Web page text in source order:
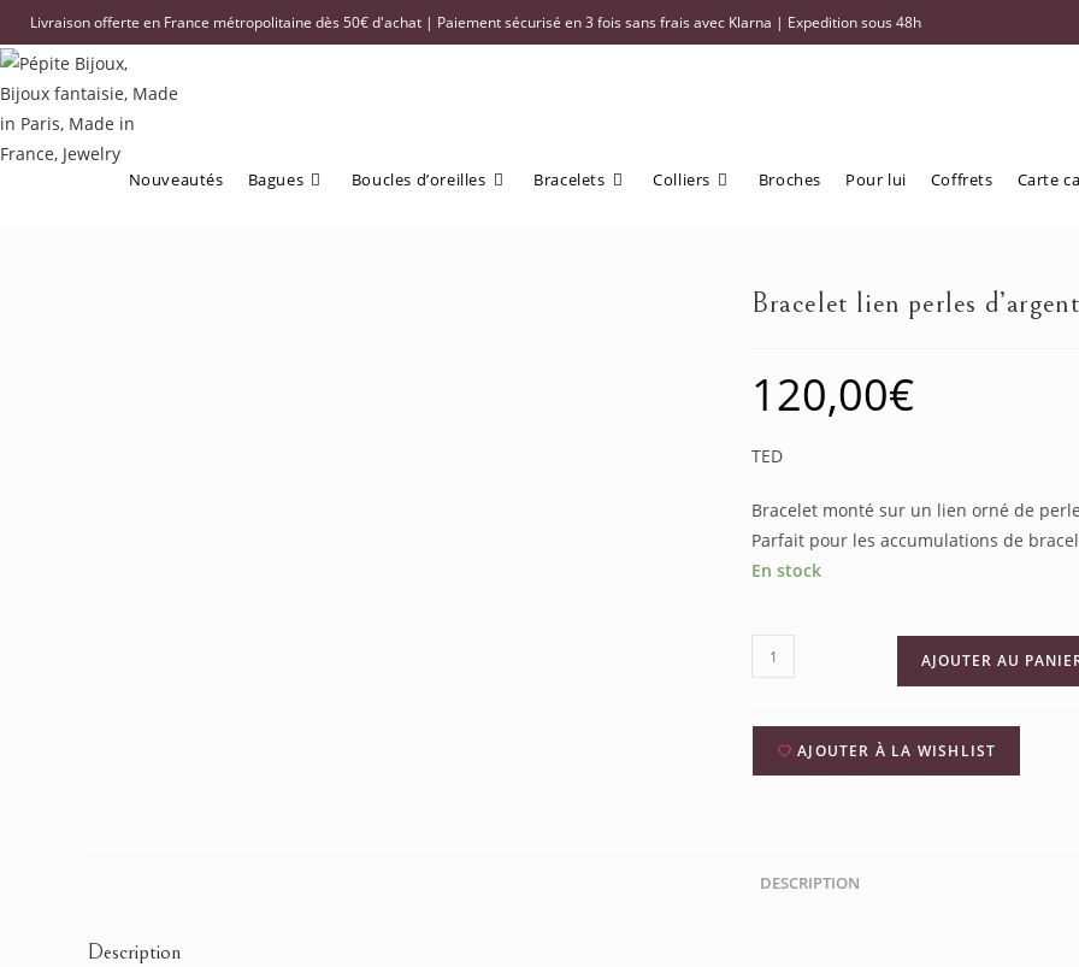
Livraison offerte en France métropolitaine dès 50€ d'achat | Paiement sécurisé en 3 fois sans frais avec Klarna | Expedition sous 48h
Nouveautés Bagues Boucles d’oreilles Bracelets Colliers Broches Pour lui Coffrets Carte
Bracelet lien perles d’argent
120,00€
TED
Bracelet monté sur un lien orné de
Parfait pour les accumulations de
En stock
AJOUTER AU
AJOUTER À LA WISHLIST
DESCRIPTION
Description